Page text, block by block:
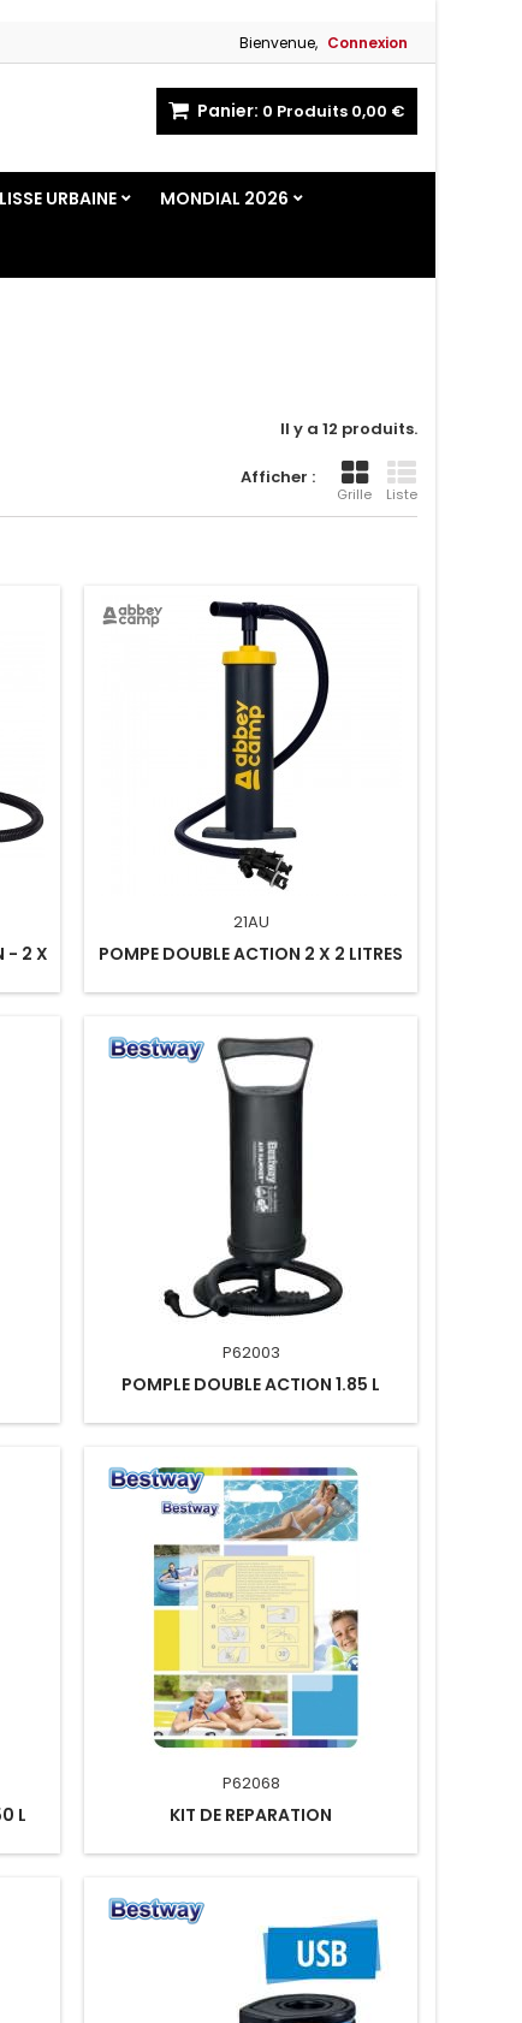
Bienvenue, Connexion
Panier: 0 Produits 0,00 €
URBAINE MONDIAL 2026
Il y a 12 produits.
Afficher :
Grille Liste
- 2 X
21AU
POMPE DOUBLE ACTION 2 X 2 LITRES
P62003
POMPLE DOUBLE ACTION 1.85 L
L
P62068
KIT DE REPARATION